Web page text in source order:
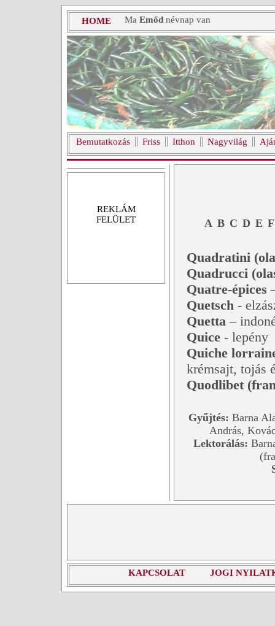
HOME Ma Emőd névnap van
Bemutatkozás Friss Itthon Nagyvilág
REKLÁM
FELÜLET
A B C D E F
Quadratini
Quadrucci
Quatre-épices
Quetsch -
Quetta –
Quice - lepény
Quiche
krémsajt, tojás
Quodlibet
Gyűjtés: Barna
András,
Lektorálás:
KAPCSOLAT JOGI